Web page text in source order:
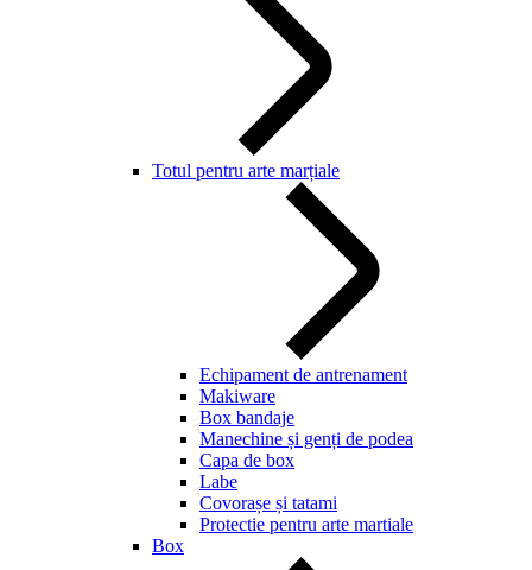
Totul pentru arte marțiale
Echipament de antrenament
Makiware
Box bandaje
Manechine și genți de podea
Capa de box
Labe
Covorașe și tatami
Protectie pentru arte martiale
Box